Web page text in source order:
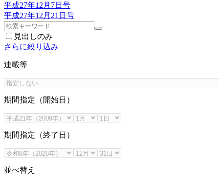
平成27年12月7日号
平成27年12月21日号
見出しのみ
さらに絞り込み
連載等
期間指定（開始日）
期間指定（終了日）
並べ替え